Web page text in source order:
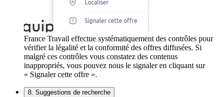
France Travail effectue systématiquement des contrôles pour
vérifier la légalité et la conformité des offres diffusées. Si
malgré ces contrôles vous constatez des contenus
inappropriés, vous pouvez nous le signaler en cliquant sur
« Signaler cette offre ».
8. Suggestions de recherche